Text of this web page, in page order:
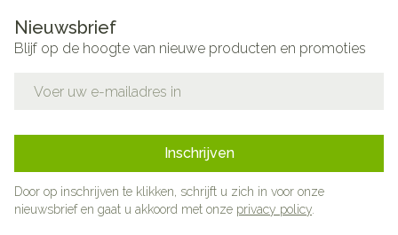
Nieuwsbrief
Blijf op de hoogte van nieuwe producten en promoties
Inschrijven
Door op inschrijven te klikken, schrijft u zich in voor onze
nieuwsbrief en gaat u akkoord met onze privacy policy